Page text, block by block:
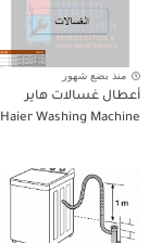
منذ بضع شهور
أعطال غسالات هاير
Haier Washing Machine